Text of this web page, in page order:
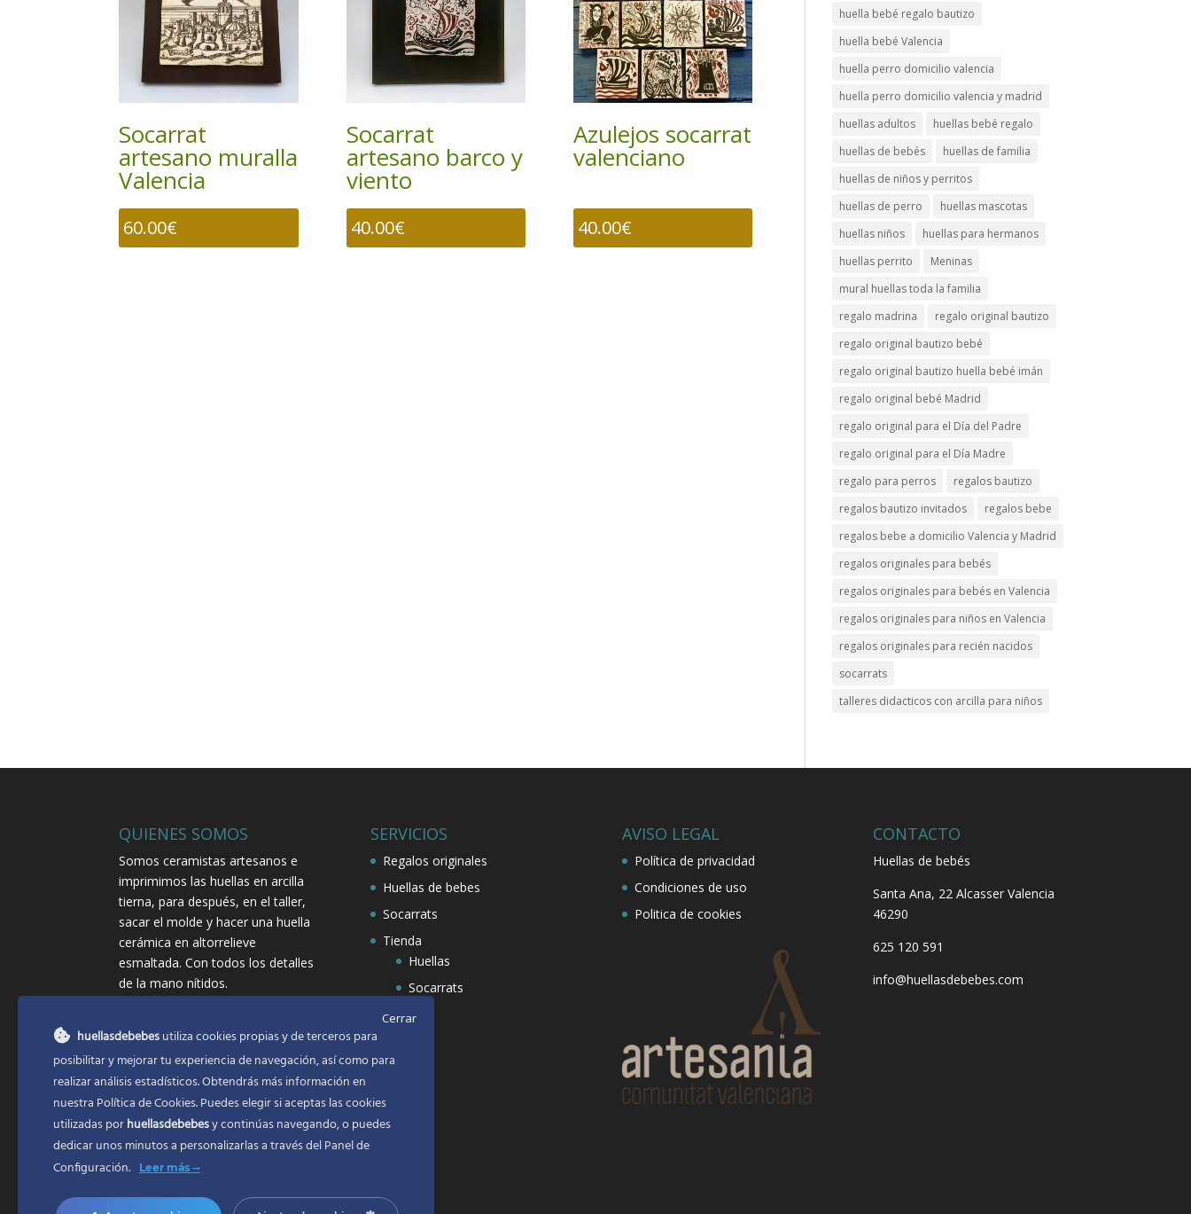
Socarrat
artesano muralla
Valencia
60.00€
Socarrat
artesano barco y
viento
40.00€
Azulejos socarrat
valenciano
40.00€
huella bebé regalo bautizo
huella bebé Valencia
huella perro domicilio valencia
huella perro domicilio valencia y madrid
huellas adultos
huellas bebé regalo
huellas de bebés
huellas de familia
huellas de niños y perritos
huellas de perro
huellas mascotas
huellas niños
huellas para hermanos
huellas perrito
Meninas
mural huellas toda la familia
regalo madrina
regalo original bautizo
regalo original bautizo bebé
regalo original bautizo huella bebé imán
regalo original bebé Madrid
regalo original para el Día del Padre
regalo original para el Día Madre
regalo para perros
regalos bautizo
regalos bautizo invitados
regalos bebe
regalos bebe a domicilio Valencia y Madrid
regalos originales para bebés
regalos originales para bebés en Valencia
regalos originales para niños en Valencia
regalos originales para recién nacidos
socarrats
talleres didacticos con arcilla para niños
QUIENES SOMOS
Somos ceramistas artesanos e
imprimimos las huellas en arcilla
tierna, para después, en el taller,
sacar el molde y hacer una huella
cerámica en altorrelieve
esmaltada. Con todos los detalles
de la mano nítidos.
SERVICIOS
Regalos originales
Huellas de bebes
Socarrats
Tienda
Huellas
Socarrats
AVISO LEGAL
Política de privacidad
Condiciones de uso
Politica de cookies
CONTACTO
Huellas de bebés
Santa Ana, 22Alcasser Valencia
46290
625 120 591
info@huellasdebebes.com
Cerrar
huellasdebebesutiliza cookies propias y de terceros para
posibilitar y mejorar tu experiencia de navegación, así como para
realizar análisis estadísticos. Obtendrás más información en
nuestra Política de Cookies. Puedes elegir si aceptas las cookies
utilizadas porhuellasdebebesy continúas navegando, o puedes
dedicar unos minutos a personalizarlas a través delPanel de
Configuración.
Leer más